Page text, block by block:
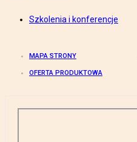
Szkolenia i konferencje
MAPA STRONY
OFERTA PRODUKTOWA